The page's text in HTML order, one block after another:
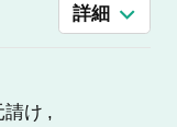
詳細
請け